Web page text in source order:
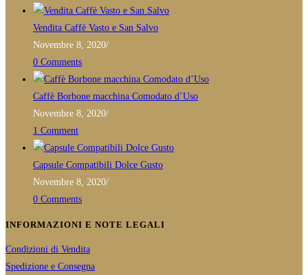
essere
scelte
nella
del
prodotto
application
Vendita Caffè Vasto e San Salvo
Novembre 8, 2020/
0 Comments
Caffè Borbone macchina Comodato d’Uso
Novembre 8, 2020/
1 Comment
Capsule Compatibili Dolce Gusto
Novembre 8, 2020/
0 Comments
INFORMAZIONI E NOTE LEGALI
Condizioni di Vendita
Spedizione e Consegna